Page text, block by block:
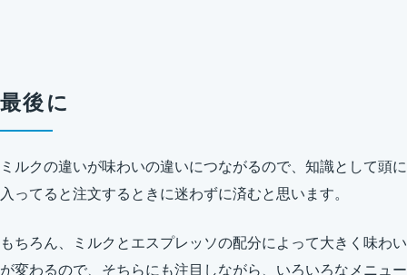
最後に
ミルクの違いが味わいの違いにつながるので、知識として頭に
入ってると注文するときに迷わずに済むと思います。
もちろん、ミルクとエスプレッソの配分によって大きく味わい
が変わるので、そちらにも注目しながら、いろいろなメニュー